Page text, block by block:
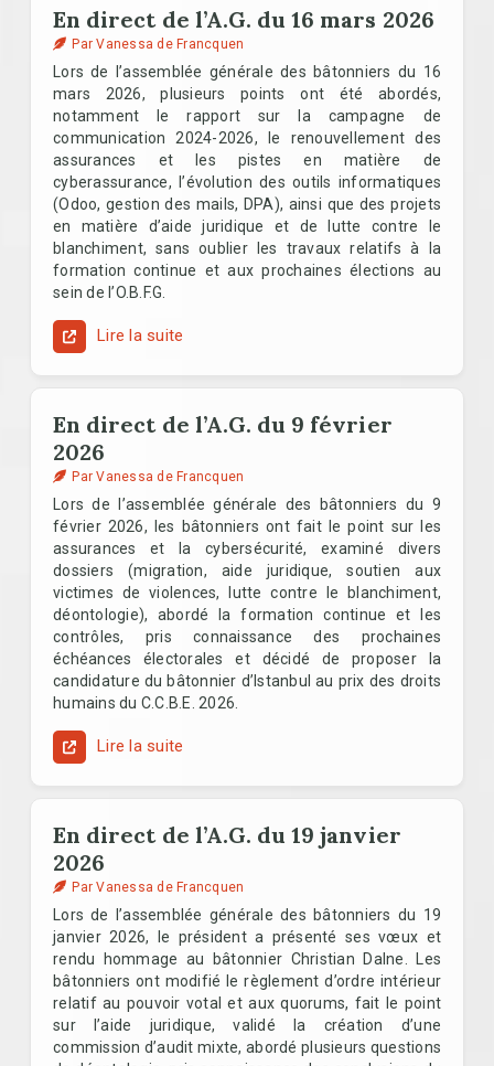
En direct de l’A.G. du 16 mars 2026
Par Vanessa de Francquen
Lors de l’assemblée générale des bâtonniers du 16
mars 2026, plusieurs points ont été abordés,
notamment le rapport sur la campagne de
communication 2024-2026, le renouvellement des
assurances et les pistes en matière de
cyberassurance, l’évolution des outils informatiques
(Odoo, gestion des mails, DPA), ainsi que des projets
en matière d’aide juridique et de lutte contre le
blanchiment, sans oublier les travaux relatifs à la
formation continue et aux prochaines élections au
sein de l’O.B.F.G.
Lire la suite
En direct de l’A.G. du 9 février
2026
Par Vanessa de Francquen
Lors de l’assemblée générale des bâtonniers du 9
février 2026, les bâtonniers ont fait le point sur les
assurances et la cybersécurité, examiné divers
dossiers (migration, aide juridique, soutien aux
victimes de violences, lutte contre le blanchiment,
déontologie), abordé la formation continue et les
contrôles, pris connaissance des prochaines
échéances électorales et décidé de proposer la
candidature du bâtonnier d’Istanbul au prix des droits
humains du C.C.B.E. 2026.
Lire la suite
En direct de l’A.G. du 19 janvier
2026
Par Vanessa de Francquen
Lors de l’assemblée générale des bâtonniers du 19
janvier 2026, le président a présenté ses vœux et
rendu hommage au bâtonnier Christian Dalne. Les
bâtonniers ont modifié le règlement d’ordre intérieur
relatif au pouvoir votal et aux quorums, fait le point
sur l’aide juridique, validé la création d’une
commission d’audit mixte, abordé plusieurs questions